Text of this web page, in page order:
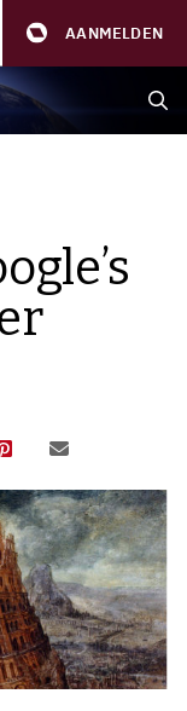
AANMELDEN